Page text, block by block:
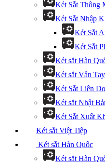
Két Sắt Thông
Két Sắt Nhập
Két Sắt
Két Sắt
Két sắt Hàn
Két sắt Vân
Két Sắt Liên
Két sắt Nhật
Két Sắt Xuất
Két sắt Việt Tiệp
Két sắt Hàn Quốc
Két sắt Hàn